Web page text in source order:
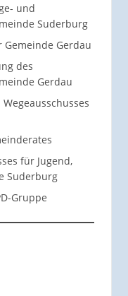
und
Suderburg
Gemeinde Gerdau
des
Gerdau
für Jugend,
Suderburg
Gruppe